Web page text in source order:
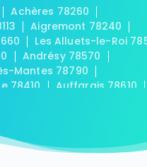
Achères 78260
Aigremont 78240
Les Alluets-le-Roi
Andrésy 78570
Mantes 78790
78410
Auffargis 78610
Bazemont 78580